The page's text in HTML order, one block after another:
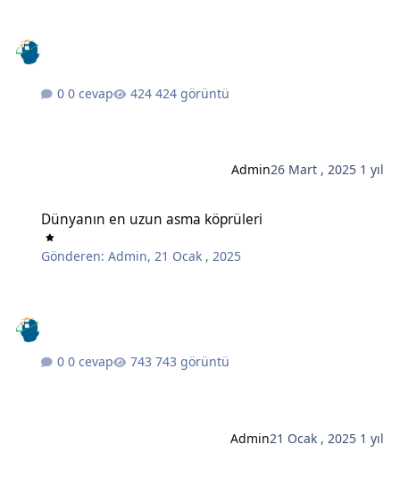
0 cevap 424 görüntü
Admin26 Mart , 2025 1 yıl
Dünyanın en uzun asma köprüleri
Gönderen:Admin,21 Ocak , 2025
0 cevap 743 görüntü
Admin21 Ocak , 2025 1 yıl